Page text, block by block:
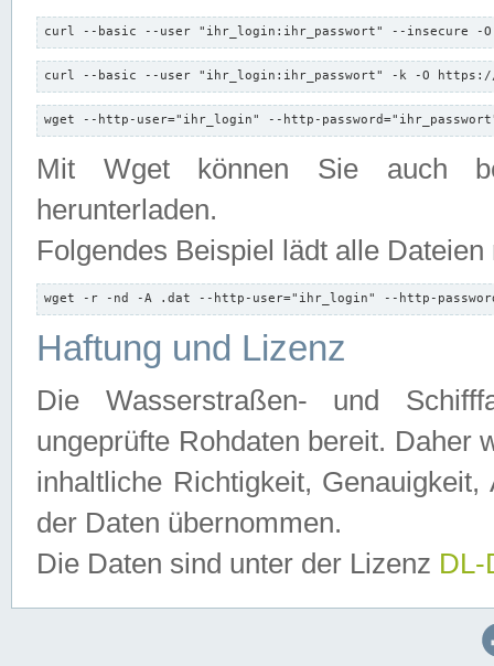
curl --basic --user "ihr_login:ihr_passwort" --insecure -
curl --basic --user "ihr_login:ihr_passwort" -k -O https://
wget --http-user="ihr_login" --http-
Mit Wget können Sie auch
herunterladen.
Folgendes Beispiel lädt alle
wget -r -nd -A .dat --http-user="ihr_login" --http-
Haftung und Lizenz
Die Wasserstraßen- und
ungeprüfte Rohdaten bereit. Daher
inhaltliche Richtigkeit,
der Daten übernommen.
Die Daten sind unter der Lizenz